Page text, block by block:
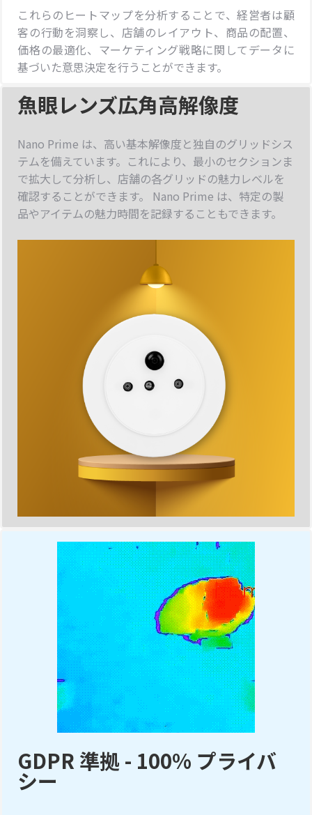
これらのヒートマップを分析することで、経営者は顧
客の行動を洞察し、店舗のレイアウト、商品の配置、
価格の最適化、マーケティング戦略に関してデータに
基づいた意思決定を行うことができます。
魚眼レンズ広角高解像度
Nano Prime は、高い基本解像度と独自のグリッドシス
テムを備えています。これにより、最小のセクションま
で拡大して分析し、店舗の各グリッドの魅力レベルを
確認することができます。 Nano Prime は、特定の製
品やアイテムの魅力時間を記録することもできます。
GDPR 準拠 - 100% プライバ
シー